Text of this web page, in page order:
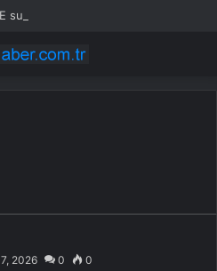
2026 0 0